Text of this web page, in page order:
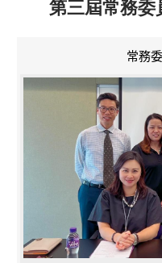
第三屆常務
常務